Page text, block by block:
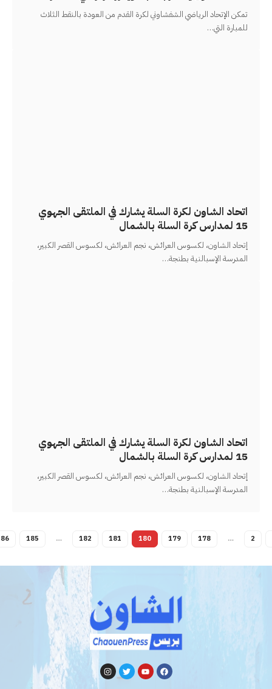
تمكن الإتحاد الرياضي الشفشاوني لكرة القدم من العودة بالنقط الثلاث
للمبارة التي…
اتحاد الشاون لكرة السلة يشارك في الملتقى الجهوي
15 لمدارس كرة السلة بالشمال
إتحاد الشاون، لكسوس العرائش، نجم العرائش، لكسوس القصر الكبير،
المدرسة الإسبالنية بطنجة…
اتحاد الشاون لكرة السلة يشارك في الملتقى الجهوي
15 لمدارس كرة السلة بالشمال
إتحاد الشاون، لكسوس العرائش، نجم العرائش، لكسوس القصر الكبير،
المدرسة الإسبالنية بطنجة…
2
…
178
179
180
181
182
…
185